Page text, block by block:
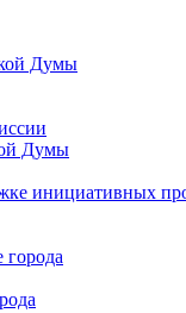
Думы
Думы
инициативных